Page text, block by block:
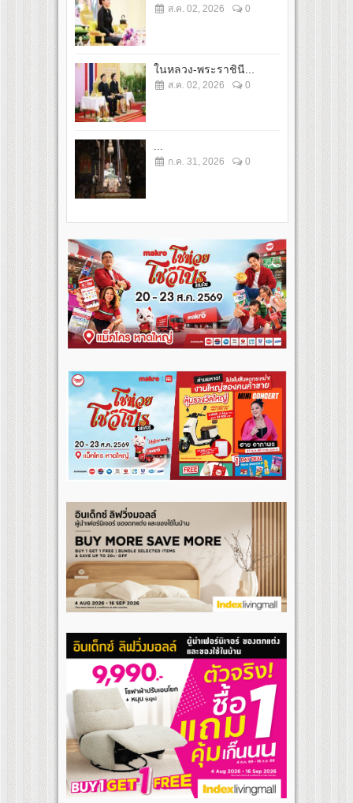
ส.ค. 02, 2026 0
ในหลวง-พระราชินี...
ส.ค. 02, 2026 0
ก.ค. 31, 2026 0